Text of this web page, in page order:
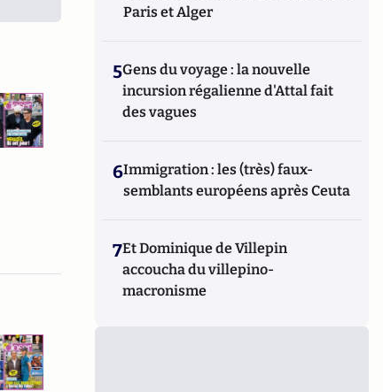
Paris et Alger
5Gens du voyage : la nouvelle
incursion régalienne d'Attal fait
des vagues
6Immigration : les (très) faux-
semblants européens après Ceuta
7Et Dominique de Villepin
accoucha du villepino-
macronisme